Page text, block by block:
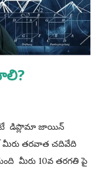
candidates born on
hazardous trades.
డిప్లొమా జాయిన్
మీరు తరవాత చదివేది
మీరు 10వ తరగతి పై